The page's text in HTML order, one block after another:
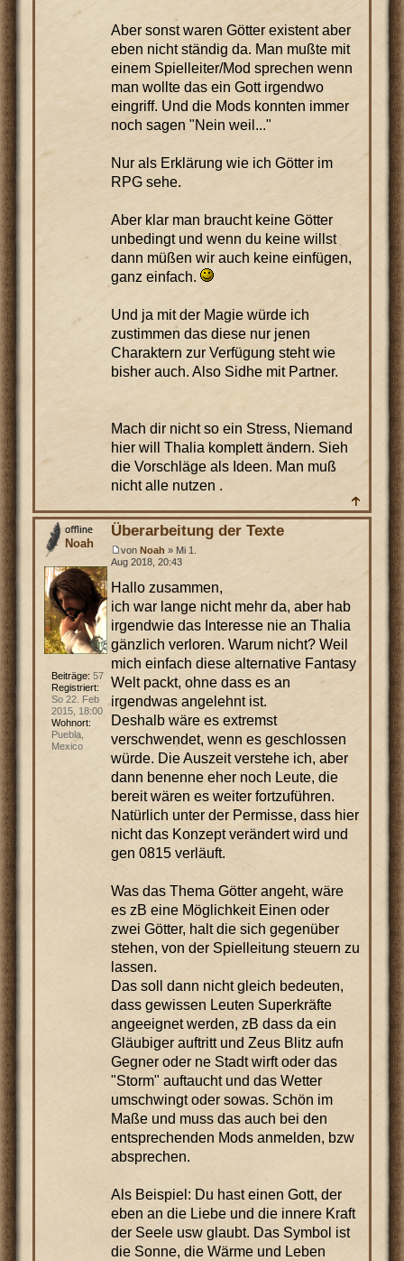
Aber sonst waren Götter existent aber
eben nicht ständig da. Man mußte mit
einem Spielleiter/Mod sprechen wenn
man wollte das ein Gott irgendwo
eingriff. Und die Mods konnten immer
noch sagen "Nein weil..."
Nur als Erklärung wie ich Götter im
RPG sehe.
Aber klar man braucht keine Götter
unbedingt und wenn du keine willst
dann müßen wir auch keine einfügen,
ganz einfach.
Und ja mit der Magie würde ich
zustimmen das diese nur jenen
Charaktern zur Verfügung steht wie
bisher auch. Also Sidhe mit Partner.
Mach dir nicht so ein Stress, Niemand
hier will Thalia komplett ändern. Sieh
die Vorschläge als Ideen. Man muß
nicht alle nutzen .
Überarbeitung der Texte
von Noah » Mi 1.
Aug 2018, 20:43
Hallo zusammen,
ich war lange nicht mehr da, aber hab
irgendwie das Interesse nie an Thalia
gänzlich verloren. Warum nicht? Weil
mich einfach diese alternative Fantasy
Welt packt, ohne dass es an
irgendwas angelehnt ist.
Deshalb wäre es extremst
verschwendet, wenn es geschlossen
würde. Die Auszeit verstehe ich, aber
dann benenne eher noch Leute, die
bereit wären es weiter fortzuführen.
Natürlich unter der Permisse, dass hier
nicht das Konzept verändert wird und
gen 0815 verläuft.
Was das Thema Götter angeht, wäre
es zB eine Möglichkeit Einen oder
zwei Götter, halt die sich gegenüber
stehen, von der Spielleitung steuern zu
lassen.
Das soll dann nicht gleich bedeuten,
dass gewissen Leuten Superkräfte
angeeignet werden, zB dass da ein
Gläubiger auftritt und Zeus Blitz aufn
Gegner oder ne Stadt wirft oder das
"Storm" auftaucht und das Wetter
umschwingt oder sowas. Schön im
Maße und muss das auch bei den
entsprechenden Mods anmelden, bzw
absprechen.
Als Beispiel: Du hast einen Gott, der
eben an die Liebe und die innere Kraft
der Seele usw glaubt. Das Symbol ist
die Sonne, die Wärme und Leben
Noah
Beiträge: 57
Registriert:
So 22. Feb
2015, 18:00
Wohnort:
Puebla,
Mexico